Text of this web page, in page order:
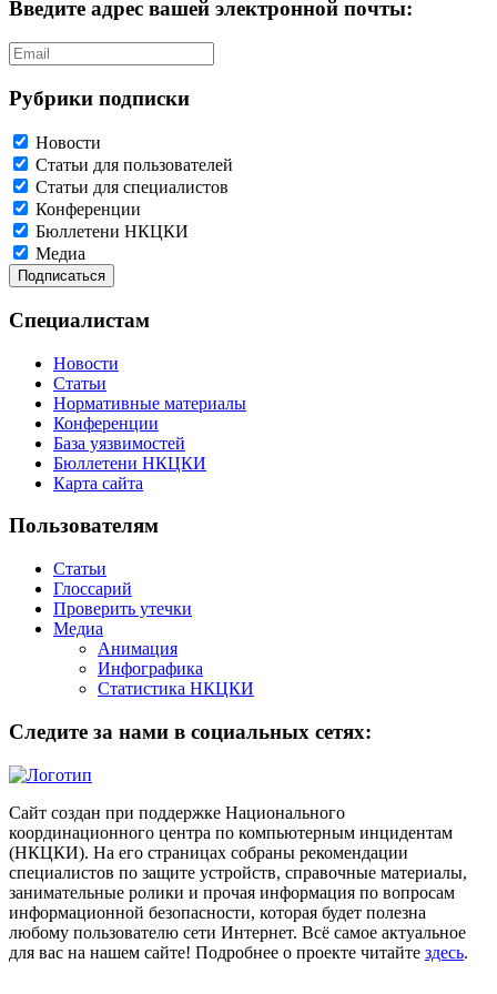
Введите адрес вашей электронной почты:
Рубрики подписки
Новости
Статьи для пользователей
Статьи для специалистов
Конференции
Бюллетени НКЦКИ
Медиа
Специалистам
Новости
Статьи
Нормативные материалы
Конференции
База уязвимостей
Бюллетени НКЦКИ
Карта сайта
Пользователям
Статьи
Глоссарий
Проверить утечки
Медиа
Анимация
Инфографика
Статистика НКЦКИ
Следите за нами в социальных сетях:
Сайт создан при поддержке Национального
координационного центра по компьютерным инцидентам
(НКЦКИ). На его страницах собраны рекомендации
специалистов по защите устройств, справочные материалы,
занимательные ролики и прочая информация по вопросам
информационной безопасности, которая будет полезна
любому пользователю сети Интернет. Всё самое актуальное
для вас на нашем сайте! Подробнее о проекте читайте здесь.